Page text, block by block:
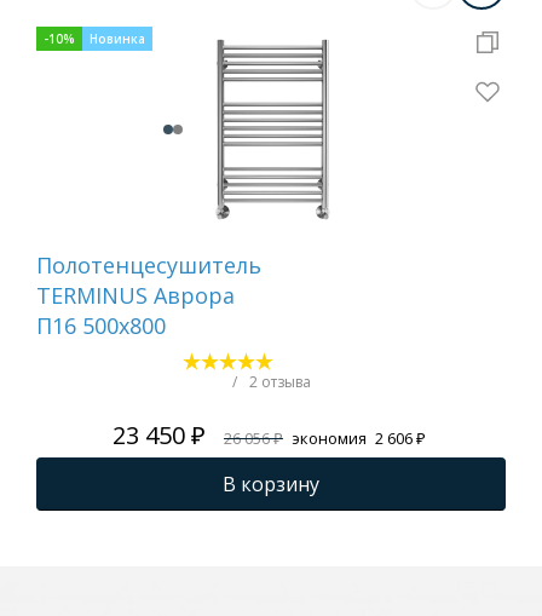
Новинка
-10%
Полотенцесушитель
TERMINUS Аврора
П16 500х800
/ 2 отзыва
23 450 ₽ 26 056 ₽ экономия 2 606 ₽
В корзину